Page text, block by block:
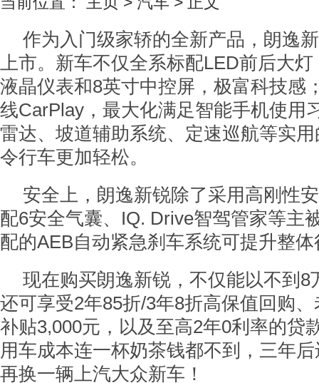
作为入门级家轿的全新产品，朗逸
上市。新车不仅全系标配LED前后大
液晶仪表和8英寸中控屏，极富科技感
线CarPlay，最大化满足智能手机使用
雷达、坡道辅助系统、定速巡航等实
令行车更加轻松。
安全上，朗逸新锐除了采用高刚性
配6安全气囊、IQ. Drive智驾管家等主
配的AEB自动紧急刹车系统可提升整
现在购买朗逸新锐，不仅能以不到8
还可享受2年85折/3年8折高保值回购
补贴3,000元，以及至高2年0利率的贷
用车成本连一杯奶茶钱都不到，三年
再换一辆上汽大众新车！